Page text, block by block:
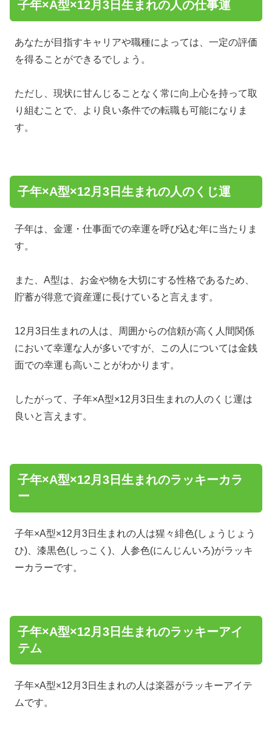
子年×A型×12月3日生まれの人の仕事運
あなたが目指すキャリアや職種によっては、一定の評価
を得ることができるでしょう。
ただし、現状に甘んじることなく常に向上心を持って取
り組むことで、より良い条件での転職も可能になりま
す。
子年×A型×12月3日生まれの人のくじ運
子年は、金運・仕事面での幸運を呼び込む年に当たりま
す。
また、A型は、お金や物を大切にする性格であるため、
貯蓄が得意で資産運に長けていると言えます。
12月3日生まれの人は、周囲からの信頼が高く人間関係
において幸運な人が多いですが、この人については金銭
面での幸運も高いことがわかります。
したがって、子年×A型×12月3日生まれの人のくじ運は
良いと言えます。
子年×A型×12月3日生まれのラッキーカラ
ー
子年×A型×12月3日生まれの人は猩々緋色(しょうじょう
ひ)、漆黒色(しっこく)、人参色(にんじんいろ)がラッキ
ーカラーです。
子年×A型×12月3日生まれのラッキーアイ
テム
子年×A型×12月3日生まれの人は楽器がラッキーアイテ
ムです。